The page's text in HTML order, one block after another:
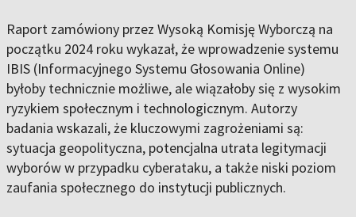
Raport zamówiony przez Wysoką Komisję Wyborczą na
początku 2024 roku wykazał, że wprowadzenie systemu
IBIS (Informacyjnego Systemu Głosowania Online)
byłoby technicznie możliwe, ale wiązałoby się z wysokim
ryzykiem społecznym i technologicznym. Autorzy
badania wskazali, że kluczowymi zagrożeniami są:
sytuacja geopolityczna, potencjalna utrata legitymacji
wyborów w przypadku cyberataku, a także niski poziom
zaufania społecznego do instytucji publicznych.